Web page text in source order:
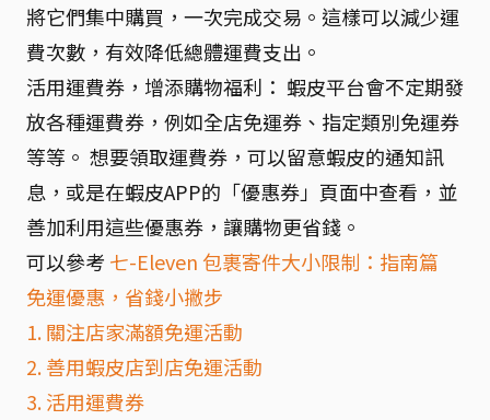
將它們集中購買，一次完成交易。這樣可以減少運
費次數，有效降低總體運費支出。
活用運費券，增添購物福利： 蝦皮平台會不定期發
放各種運費券，例如全店免運券、指定類別免運券
等等。 想要領取運費券，可以留意蝦皮的通知訊
息，或是在蝦皮APP的「優惠券」頁面中查看，並
善加利用這些優惠券，讓購物更省錢。
可以參考 七-Eleven 包裹寄件大小限制：指南篇
免運優惠，省錢小撇步
1. 關注店家滿額免運活動
2. 善用蝦皮店到店免運活動
3. 活用運費券